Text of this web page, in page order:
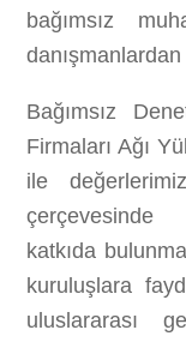
bağımsız
Bağımsız
Firmaları Ağı
ile
çerçevesinde
katkıda
kuruluşlara
uluslararası